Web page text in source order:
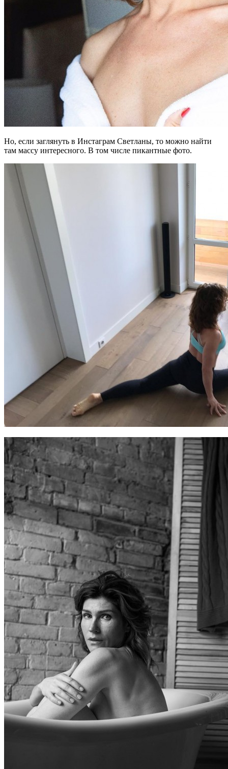
Но, если заглянуть в Инстаграм Светланы, то можно найти
там массу интересного. В том числе пикантные фото.